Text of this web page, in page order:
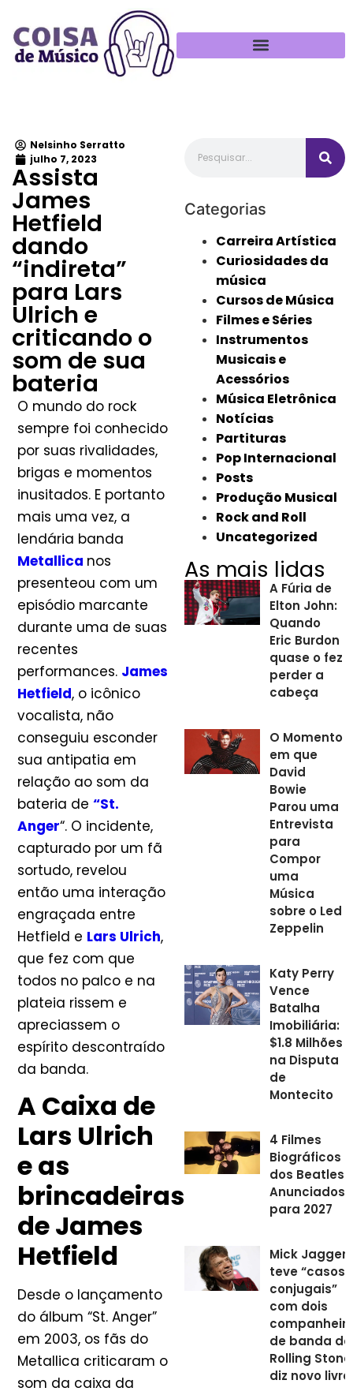
Nelsinho Serratto
julho 7, 2023
Assista
James
Hetfield
dando
“indireta”
para Lars
Ulrich e
criticando o
som de sua
bateria
O mundo do rock
sempre foi conhecido
por suas rivalidades,
brigas e momentos
inusitados. E portanto
mais uma vez, a
lendária banda
Metallica nos
presenteou com um
episódio marcante
durante uma de suas
recentes
performances. James
Hetfield, o icônico
vocalista, não
conseguiu esconder
sua antipatia em
relação ao som da
bateria de “St.
Anger“. O incidente,
capturado por um fã
sortudo, revelou
então uma interação
engraçada entre
Hetfield e Lars Ulrich,
que fez com que
todos no palco e na
plateia rissem e
apreciassem o
espírito descontraído
da banda.
A Caixa de
Lars Ulrich
e as
brincadeiras
de James
Hetfield
Desde o lançamento
do álbum “St. Anger”
em 2003, os fãs do
Metallica criticaram o
som da caixa da
Categorias
Carreira Artística
Curiosidades da
música
Cursos de Música
Filmes e Séries
Instrumentos
Musicais e
Acessórios
Música Eletrônica
Notícias
Partituras
Pop Internacional
Posts
Produção Musical
Rock and Roll
Uncategorized
As mais lidas
A Fúria de
Elton John:
Quando
Eric Burdon
quase o fez
perder a
cabeça
O Momento
em que
David
Bowie
Parou uma
Entrevista
para
Compor
uma
Música
sobre o Led
Zeppelin
Katy Perry
Vence
Batalha
Imobiliária:
$1.8 Milhões
na Disputa
de
Montecito
4 Filmes
Biográficos
dos Beatles
Anunciados
para 2027
Mick Jagger
teve “casos
conjugais”
com dois
de banda
Rolling
diz novo livro